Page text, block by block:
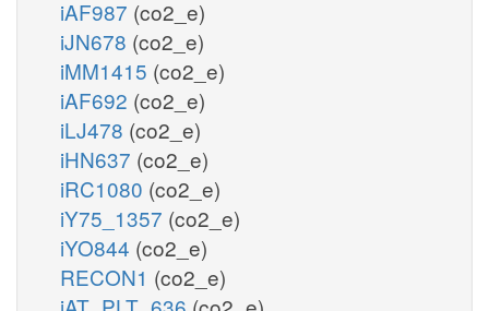
iAF987 (co2_e)
iJN678 (co2_e)
iMM1415 (co2_e)
iAF692 (co2_e)
iLJ478 (co2_e)
iHN637 (co2_e)
iRC1080 (co2_e)
iY75_1357 (co2_e)
iYO844 (co2_e)
RECON1 (co2_e)